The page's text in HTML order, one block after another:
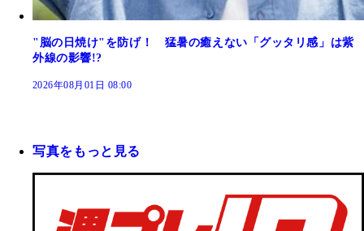
"脳の日焼け"を防げ！ 猛暑の癒えない「グッタリ感」は紫
外線の影響!?
2026年08月01日 08:00
写真をもっと見る